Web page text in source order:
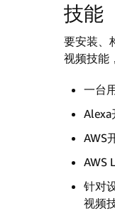
技能
要安装、
视频技能
一台
Alexa
AWS
AWS
针对
视频